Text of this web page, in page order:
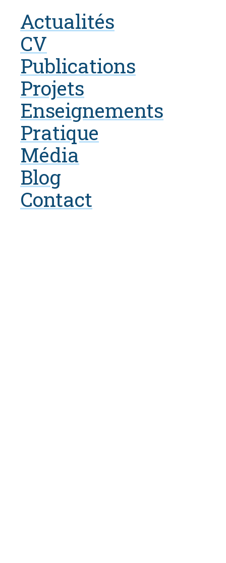
Actualités
CV
Publications
Projets
Enseignements
Pratique
Média
Blog
Contact